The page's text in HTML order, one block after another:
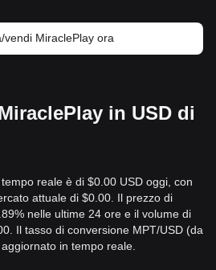
vendi MiraclePlay ora
in USD di
reale è di $0.00 USD oggi, con
attuale di $0.00. Il prezzo di
nelle ultime 24 ore e il volume di
Il tasso di conversione MPT/USD (da
in tempo reale.